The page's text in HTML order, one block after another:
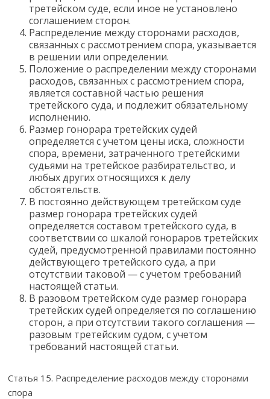
третейском суде, если иное не установлено
соглашением сторон.
Распределение между сторонами расходов,
связанных с рассмотрением спора, указывается
в решении или определении.
Положение о распределении между сторонами
расходов, связанных с рассмотрением спора,
является составной частью решения
третейского суда, и подлежит обязательному
исполнению.
Размер гонорара третейских судей
определяется с учетом цены иска, сложности
спора, времени, затраченного третейскими
судьями на третейское разбирательство, и
любых других относящихся к делу
обстоятельств.
В постоянно действующем третейском суде
размер гонорара третейских судей
определяется составом третейского суда, в
соответствии со шкалой гонораров третейских
судей, предусмотренной правилами постоянно
действующего третейского суда, а при
отсутствии таковой — с учетом требований
настоящей статьи.
В разовом третейском суде размер гонорара
третейских судей определяется по соглашению
сторон, а при отсутствии такого соглашения —
разовым третейским судом, с учетом
требований настоящей статьи.
Статья 15. Распределение расходов между сторонами
спора